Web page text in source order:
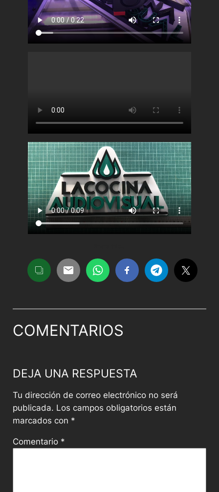
COMENTARIOS
DEJA UNA RESPUESTA
Tu dirección de correo electrónico no será
publicada. Los campos obligatorios están
marcados con *
Comentario *